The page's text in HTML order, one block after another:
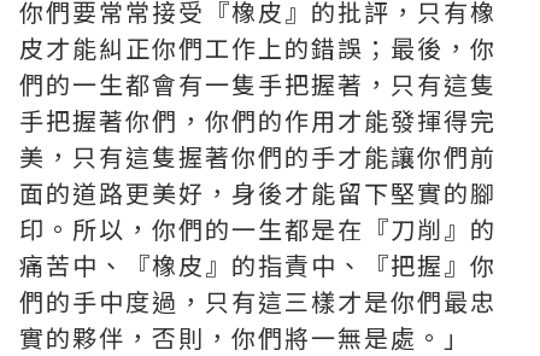
你們要常常接受『橡皮』的批評，只有橡
皮才能糾正你們工作上的錯誤；最後，你
們的一生都會有一隻手把握著，只有這隻
手把握著你們，你們的作用才能發揮得完
美，只有這隻握著你們的手才能讓你們前
面的道路更美好，身後才能留下堅實的腳
印。所以，你們的一生都是在『刀削』的
痛苦中、『橡皮』的指責中、『把握』你
們的手中度過，只有這三樣才是你們最忠
實的夥伴，否則，你們將一無是處。」